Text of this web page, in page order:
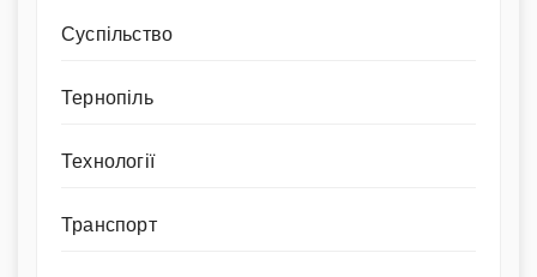
Суспільство
Тернопіль
Технології
Транспорт